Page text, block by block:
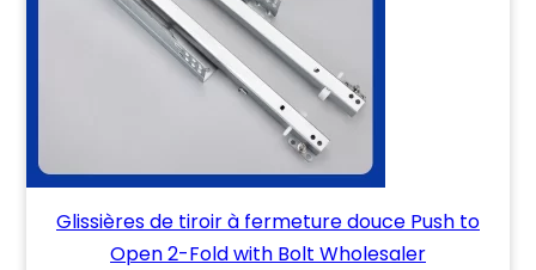
Glissières de tiroir à fermeture douce Push to
Open 2-Fold with Bolt Wholesaler